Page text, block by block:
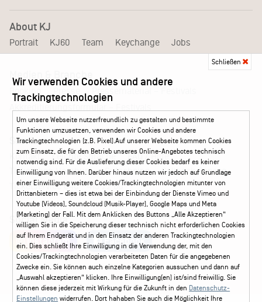
About KJ
Portrait KJ60 Team Keychange Jobs
Service
Kontakt Leichte Sprache
FAQ / Hilfe
Ticketshop Hamburg
Gutscheine
Callback-Service
Ticketservice 040 - 413 22 60
Social Media
Instagram Facebook
Schließen
Wir verwenden Cookies und andere
Trackingtechnologien
Um unsere Webseite nutzerfreundlich zu gestalten und bestimmte
Funktionen umzusetzen, verwenden wir Cookies und andere
Trackingtechnologien (z.B. Pixel).Auf unserer Webseite kommen Cookies
zum Einsatz, die für den Betrieb unseres Online-Angebotes technisch
notwendig sind. Für die Auslieferung dieser Cookies bedarf es keiner
Einwilligung von Ihnen. Darüber hinaus nutzen wir jedoch auf Grundlage
einer Einwilligung weitere Cookies/Trackingtechnologien mitunter von
Drittanbietern – dies ist etwa bei der Einbindung der Dienste Vimeo und
Youtube (Videos), Soundcloud (Musik-Player), Google Maps und Meta
(Marketing) der Fall. Mit dem Anklicken des Buttons „Alle Akzeptieren“
willigen Sie in die Speicherung dieser technisch nicht erforderlichen Cookies
auf Ihrem Endgerät und in den Einsatz der anderen Trackingtechnologien
ein. Dies schließt Ihre Einwilligung in die Verwendung der, mit den
Cookies/Trackingtechnologien verarbeiteten Daten für die angegebenen
Zwecke ein. Sie können auch einzelne Kategorien aussuchen und dann auf
„Auswahl akzeptieren“ klicken. Ihre Einwilligung(en) ist/sind freiwillig. Sie
können diese jederzeit mit Wirkung für die Zukunft in den Datenschutz-
Einstellungen widerrufen. Dort hahaben Sie auch die Möglichkeit Ihre